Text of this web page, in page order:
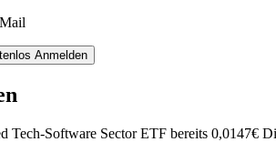
Anmelden
Tech-Software Sector ETF bereits 0,0147€